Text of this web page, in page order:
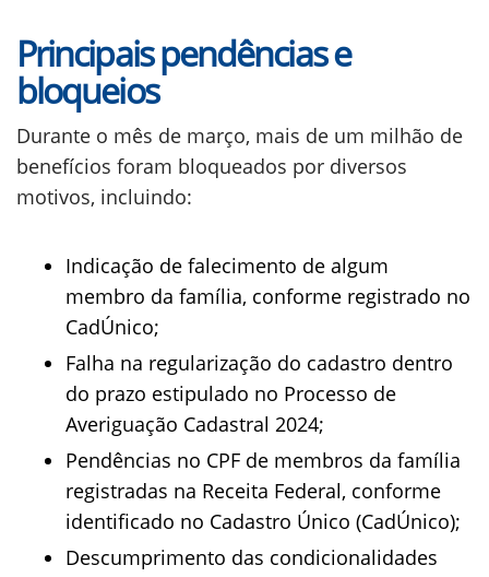
Principais pendências e
bloqueios
Durante o mês de março, mais de um milhão de
benefícios foram bloqueados por diversos
motivos, incluindo:
Indicação de falecimento de algum
membro da família, conforme registrado no
CadÚnico;
Falha na regularização do cadastro dentro
do prazo estipulado no Processo de
Averiguação Cadastral 2024;
Pendências no CPF de membros da família
registradas na Receita Federal, conforme
identificado no Cadastro Único (CadÚnico);
Descumprimento das condicionalidades